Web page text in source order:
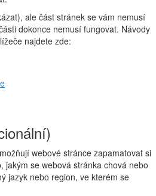
ale část stránek se vám nemusí
dokonce nemusí fungovat. Návody
najdete zde:
webové stránce zapamatovat si
jakým se webová stránka chová nebo
jazyk nebo region, ve kterém se